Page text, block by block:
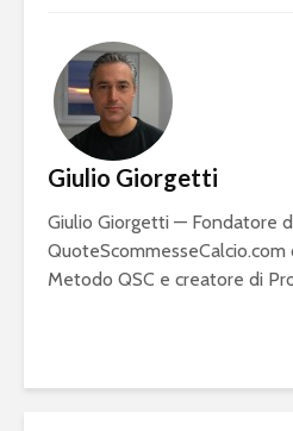
Giulio Giorgetti
Giulio Giorgetti — Fondatore
Metodo QSC e creatore di